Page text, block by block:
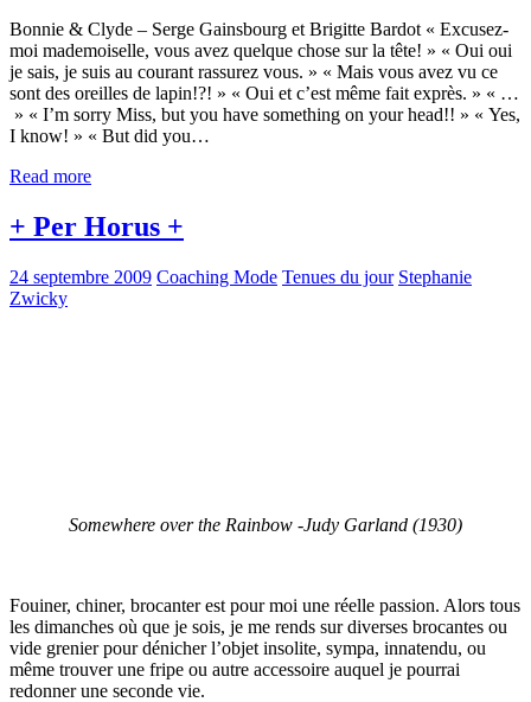
Bonnie & Clyde – Serge Gainsbourg et Brigitte Bardot « Excusez-
moi mademoiselle, vous avez quelque chose sur la tête! » « Oui oui
je sais, je suis au courant rassurez vous. » « Mais vous avez vu ce
sont des oreilles de lapin!?! » « Oui et c’est même fait exprès. » « …
» « I’m sorry Miss, but you have something on your head!! » « Yes,
I know! » « But did you…
Read more
+ Per Horus +
24 septembre 2009 Coaching Mode Tenues du jour Stephanie
Zwicky
Somewhere over the Rainbow -Judy Garland (1930)
Fouiner, chiner, brocanter est pour moi une réelle passion. Alors tous
les dimanches où que je sois, je me rends sur diverses brocantes ou
vide grenier pour dénicher l’objet insolite, sympa, innatendu, ou
même trouver une fripe ou autre accessoire auquel je pourrai
redonner une seconde vie.